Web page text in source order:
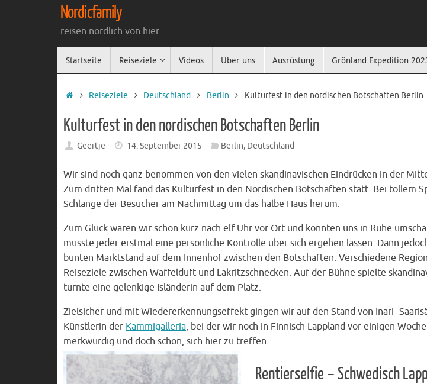
Nordicfamily
reisen nördlich von hier...
Inhalt
Startseite Reiseziele Videos Über uns Ausrüstung Grönland Expedition
Startseite
Reiseziele Deutschland Berlin Kulturfest in den nordischen Botschaften Berlin
Kulturfest in den nordischen Botschaften Berlin
Geertje 14. September 2015 Berlin, Deutschland
Wir sind noch ganz benommen von den vielen skandinavischen Eindrücken in der
Zum dritten Mal fand das Kulturfest in den Nordischen Botschaften statt. Bei tollem
Schlange der Besucher am Nachmittag um das halbe Haus herum.
Zum Glück waren wir schon kurz nach elf Uhr vor Ort und konnten uns in Ruhe
musste jeder erstmal eine persönliche Kontrolle über sich ergehen lassen. Dann
bunten Marktstand auf dem Innenhof zwischen den Botschaften. Verschiedene
Reiseziele zwischen Waffelduft und Lakritzschnecken. Auf der Bühne spielte
turnte eine gelenkige Isländerin auf dem Platz.
Zielsicher und mit Wiedererkennungseffekt gingen wir auf den Stand von Inari-
Künstlerin der Kammigalleria, bei der wir noch in Finnisch Lappland vor einigen
merkwürdig und doch schön, sich hier zu treffen.
Rentierselfie – Schwedisch